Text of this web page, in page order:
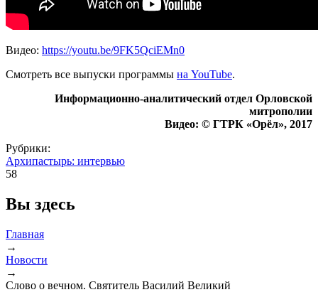
Видео: https://youtu.be/9FK5QciEMn0
Смотреть все выпуски программы на YouTube.
Информационно-аналитический отдел Орловской
митрополии
Видео: © ГТРК «Орёл», 2017
Рубрики:
Архипастырь: интервью
58
Вы здесь
Главная
→
Новости
→
Слово о вечном. Святитель Василий Великий